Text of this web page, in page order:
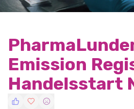
Emission
Handelsstart